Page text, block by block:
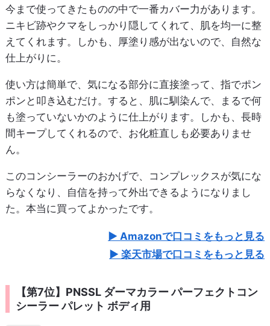
今まで使ってきたものの中で一番カバー力があります。
ニキビ跡やクマをしっかり隠してくれて、肌を均一に整
えてくれます。しかも、厚塗り感が出ないので、自然な
仕上がりに。
使い方は簡単で、気になる部分に直接塗って、指でポン
ポンと叩き込むだけ。すると、肌に馴染んで、まるで何
も塗っていないかのように仕上がります。しかも、長時
間キープしてくれるので、お化粧直しも必要ありませ
ん。
このコンシーラーのおかげで、コンプレックスが気にな
らなくなり、自信を持って外出できるようになりまし
た。本当に買ってよかったです。
Amazonで口コミをもっと見る
楽天市場で口コミをもっと見る
【第7位】PNSSL ダーマカラー パーフェクトコン
シーラー パレット ボディ用